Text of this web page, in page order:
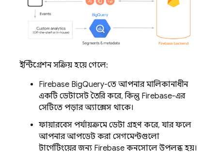
ইন্টিগ্রেশন সক্রিয় হয়ে গেলে:
Firebase BigQuery-তে আপনার মালিকানাধীন
একটি ডেটাসেট তৈরি করে, কিন্তু Firebase-এর
সেটিতে পড়ার অ্যাক্সেস থাকে।
ফায়ারবেস পর্যায়ক্রমে ডেটা গ্রহণ করে, যার ফলে
আপনার আপডেট করা সেগমেন্টগুলো
টার্গেটিংয়ের জন্য Firebase কনসোলে উপলব্ধ হয়।